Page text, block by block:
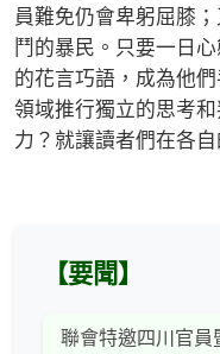
員難免仍會卑躬屈膝
鬥的暴民。只要一日
的花言巧語，成為他
領域推行獨立的思考
力？就讓讀者們在各
【要聞】
聯會特邀四川官員